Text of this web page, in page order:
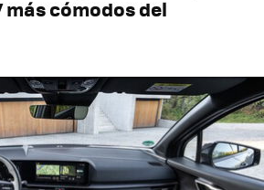
más cómodos del